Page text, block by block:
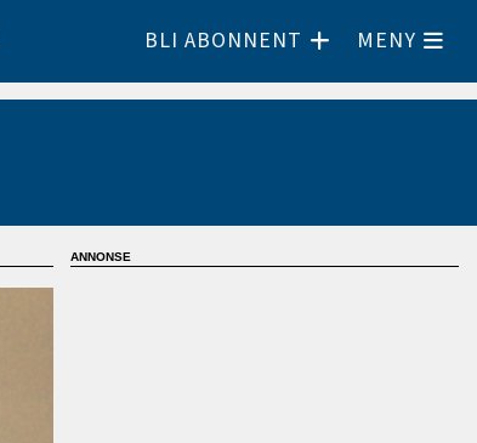
BLI ABONNENT MENY